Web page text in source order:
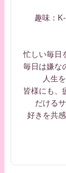
趣味：
忙しい毎日
毎日は嫌な
人生
皆様にも、
だける
好きを共